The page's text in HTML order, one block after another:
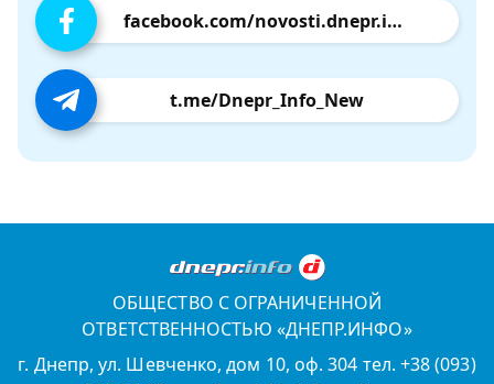
facebook.com/novosti.dnepr.info
t.me/Dnepr_Info_New
ОБЩЕСТВО С ОГРАНИЧЕННОЙ
ОТВЕТСТВЕННОСТЬЮ «ДНЕПР.ИНФО»
г. Днепр, ул. Шевченко, дом 10, оф. 304 тел. +38 (093)